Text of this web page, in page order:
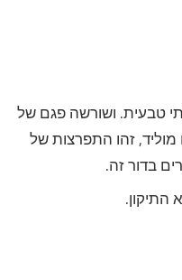
טבעית. ושורשה פגם של
מוליד, זהו התפרצות של
בדור זה.
התיקון.